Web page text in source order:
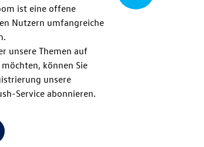
ist eine offene
Nutzern umfangreiche
unsere Themen auf
können Sie
unsere
Service abonnieren.